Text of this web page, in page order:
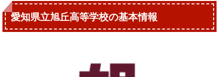
愛知県立旭丘高等学校の基本情報